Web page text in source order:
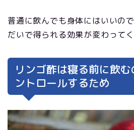
普通に飲んでも身体にはいいの
だいで得られる効果が変わってく
リンゴ酢は寝る前に飲
ントロールするため